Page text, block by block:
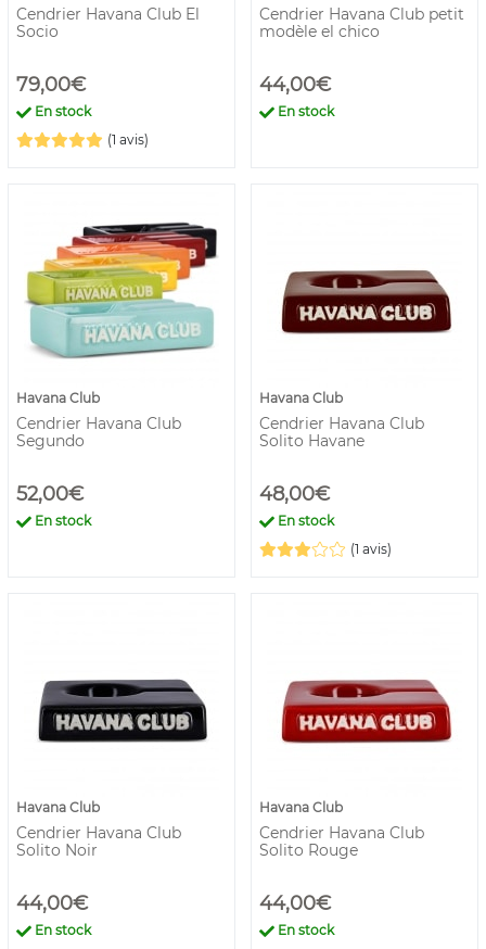
Cendrier Havana Club El
Socio
79,00€
En stock
(1 avis)
Cendrier Havana Club petit
modèle el chico
44,00€
En stock
Havana Club
Cendrier Havana Club
Segundo
52,00€
En stock
Havana Club
Cendrier Havana Club
Solito Havane
48,00€
En stock
(1 avis)
Havana Club
Cendrier Havana Club
Solito Noir
44,00€
En stock
Havana Club
Cendrier Havana Club
Solito Rouge
44,00€
En stock